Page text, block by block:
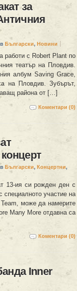
за
Български, Новини
с Robert Plant по
театър на Пловдив.
албум Saving Grace,
на Пловдив. Зубърът,
района от […]
Коментари (0)
Български, Концертни,
13-ия си рожден ден с
специалното участие на
може да намерите
Many More отдавна са
Коментари (0)
Inner